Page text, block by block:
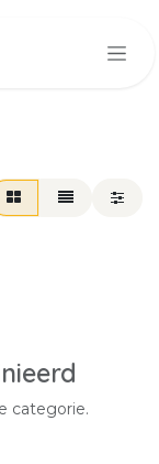
categorie.